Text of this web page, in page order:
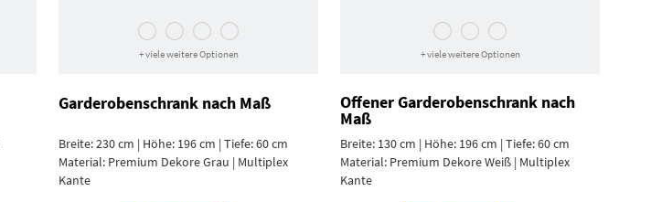
+ viele weitere Optionen
Garderoben­schrank nach Maß
Breite: 230 cm | Höhe: 196 cm | Tiefe: 60 cm
Material: Premium Dekore Grau | Multiplex
Kante
+ viele weitere Optionen
Offener Garderoben­schrank nach
Maß
Breite: 130 cm | Höhe: 196 cm | Tiefe: 60 cm
Material: Premium Dekore Weiß | Multiplex
Kante